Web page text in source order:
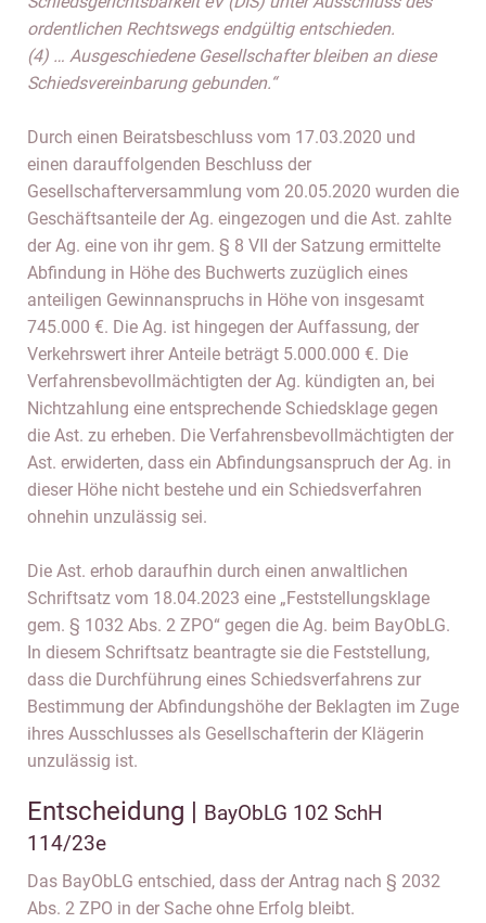
ordentlichen Rechtswegs endgültig entschieden.
(4) … Ausgeschiedene Gesellschafter bleiben an diese
Schiedsvereinbarung gebunden.“
Durch einen Beiratsbeschluss vom 17.03.2020 und
einen darauffolgenden Beschluss der
Gesellschafterversammlung vom 20.05.2020 wurden die
Geschäftsanteile der Ag. eingezogen und die Ast. zahlte
der Ag. eine von ihr gem. § 8 VII der Satzung ermittelte
Abfindung in Höhe des Buchwerts zuzüglich eines
anteiligen Gewinnanspruchs in Höhe von insgesamt
745.000 €. Die Ag. ist hingegen der Auffassung, der
Verkehrswert ihrer Anteile beträgt 5.000.000 €. Die
Verfahrensbevollmächtigten der Ag. kündigten an, bei
Nichtzahlung eine entsprechende Schiedsklage gegen
die Ast. zu erheben. Die Verfahrensbevollmächtigten der
Ast. erwiderten, dass ein Abfindungsanspruch der Ag. in
dieser Höhe nicht bestehe und ein Schiedsverfahren
ohnehin unzulässig sei.
Die Ast. erhob daraufhin durch einen anwaltlichen
Schriftsatz vom 18.04.2023 eine „Feststellungsklage
gem. § 1032 Abs. 2 ZPO“ gegen die Ag. beim BayObLG.
In diesem Schriftsatz beantragte sie die Feststellung,
dass die Durchführung eines Schiedsverfahrens zur
Bestimmung der Abfindungshöhe der Beklagten im Zuge
ihres Ausschlusses als Gesellschafterin der Klägerin
unzulässig ist.
Entscheidung | BayObLG 102 SchH
114/23e
Das BayObLG entschied, dass der Antrag nach § 2032
Abs. 2 ZPO in der Sache ohne Erfolg bleibt.